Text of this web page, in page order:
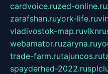
cardvoice.ruzed-online.ru
zarafshan.ruyork-life.ru
vladivostok-map.ru
webamator.ruzaryna.ru
trade-farm.rutajuncos.ru
spayderhed-2022.ru